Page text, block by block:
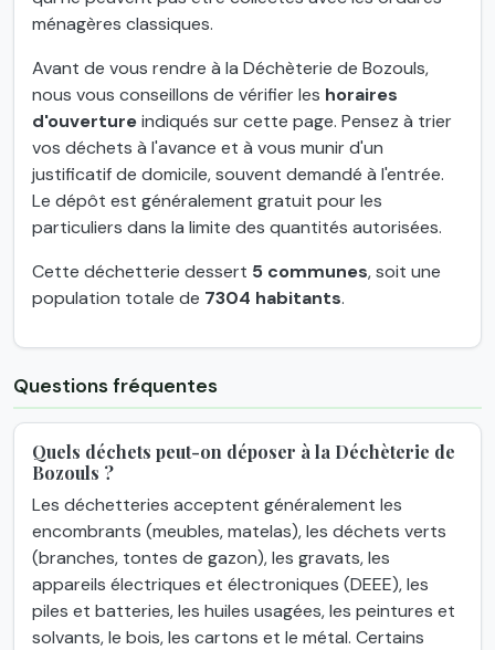
ménagères classiques.
Avant de vous rendre à la Déchèterie de Bozouls,
nous vous conseillons de vérifier les horaires
d'ouvertureindiqués sur cette page. Pensez à trier
vos déchets à l'avance et à vous munir d'un
justificatif de domicile, souvent demandé à l'entrée.
Le dépôt est généralement gratuit pour les
particuliers dans la limite des quantités autorisées.
Cette déchetterie dessert 5 communes, soit une
population totale de 7304 habitants.
Questions fréquentes
Quels déchets peut-on déposer à la Déchèterie de
Bozouls ?
Les déchetteries acceptent généralement les
encombrants (meubles, matelas), les déchets verts
(branches, tontes de gazon), les gravats, les
appareils électriques et électroniques (DEEE), les
piles et batteries, les huiles usagées, les peintures et
solvants, le bois, les cartons et le métal. Certains